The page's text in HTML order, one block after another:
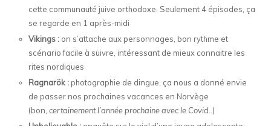
cette communauté juive orthodoxe. Seulement 4 épisodes, ça
se regarde en 1 après-midi
Vikings : on s’attache aux personnages, bon rythme et
scénario facile à suivre, intéressant de mieux connaitre les
rites nordiques
Ragnarök :photographie de dingue, ça nous a donné envie
de passer nos prochaines vacances en Norvège
(bon,certainement l’année prochaine avec le Covid..)